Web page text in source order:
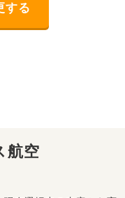
する
航空